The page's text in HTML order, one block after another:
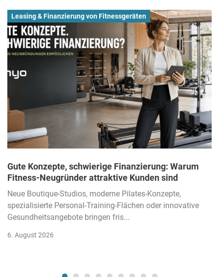
Leasing & Finanzierung von Fitnessgeräten
Gute Konzepte, schwierige Finanzierung: Warum
Fitness-Neugründer attraktive Kunden sind
Neue Boutique-Studios, moderne Pilates-Konzepte,
spezialisierte Personal-Training-Flächen oder innovative
Gesundheitsangebote bringen fris...
6. August 2026